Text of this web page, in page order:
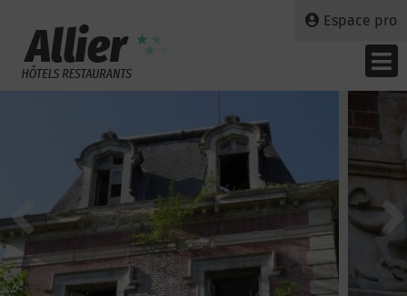
Espace pro